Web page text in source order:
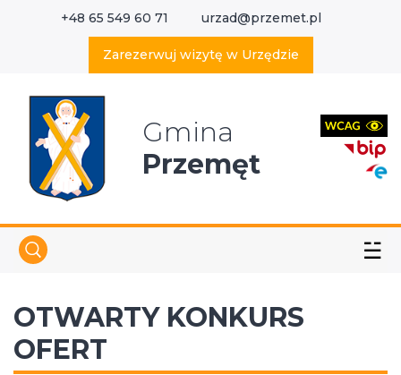
+48 65 549 60 71 urzad@przemet.pl
Zarezerwuj wizytę w Urzędzie
Gmina
Przemęt
☱
OTWARTY KONKURS
OFERT
Wyszukaj w serwisie